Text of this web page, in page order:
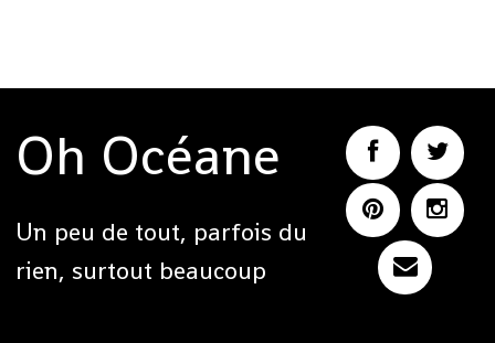
Oh Océane
Un peu de tout, parfois du
rien, surtout beaucoup